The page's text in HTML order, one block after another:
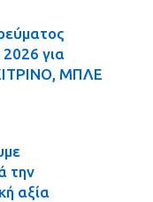
για
ΜΠΛΕ
την
αξία